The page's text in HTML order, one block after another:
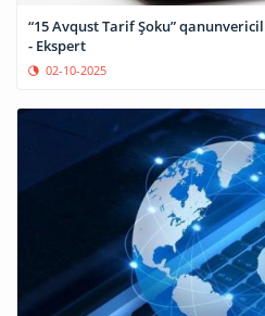
“15 Avqust Tarif Şoku”
- Ekspert
02-10-2025